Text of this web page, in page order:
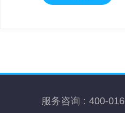
服务咨询 : 400-